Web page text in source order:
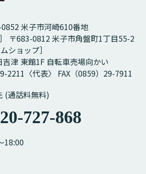
0852 米子市河崎610番地
〒683-0812 米子市角盤町1丁目55-2
ショップ］
津 東館1F 自転車売場向かい
2211〈代表〉 FAX（0859）29-7911
(通話料無料)
727-868
18:00